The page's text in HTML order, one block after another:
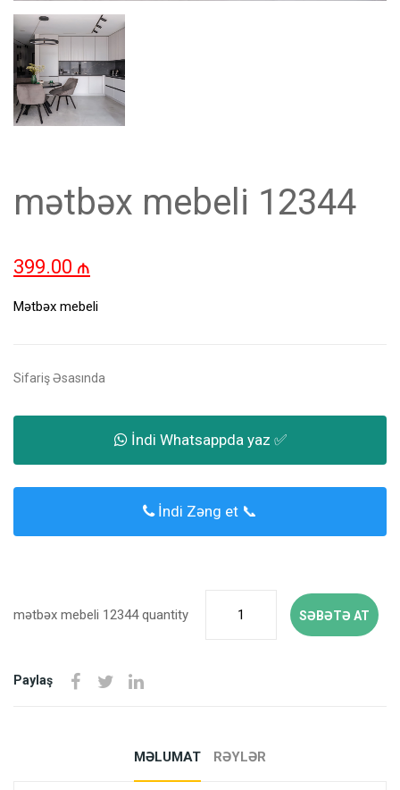
mətbəx mebeli 12344
399.00 ₼
Mətbəx mebeli
Sifariş Əsasında
İndi Whatsappda yaz ✅
İndi Zəng et 📞
mətbəx mebeli 12344 quantity SƏBƏTƏ AT
Paylaş
MƏLUMAT RƏYLƏR